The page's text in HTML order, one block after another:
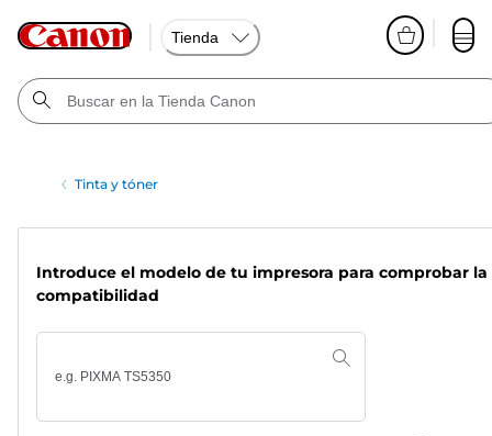
Tienda
Tinta y tóner
Introduce el modelo de tu impresora para comprobar la
compatibilidad